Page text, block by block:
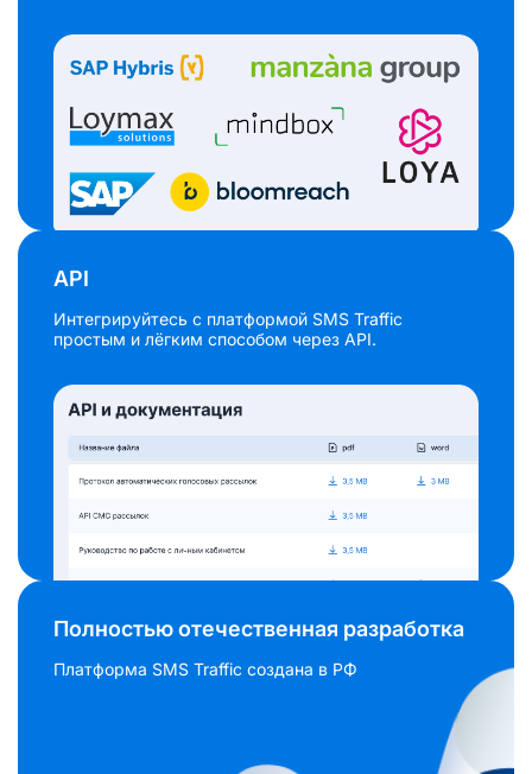
API
Интегрируйтесь с платформой SMS Traffic
простым и лёгким способом через API.
Полностью отечественная разработка
Платформа SMS Traffic создана в РФ